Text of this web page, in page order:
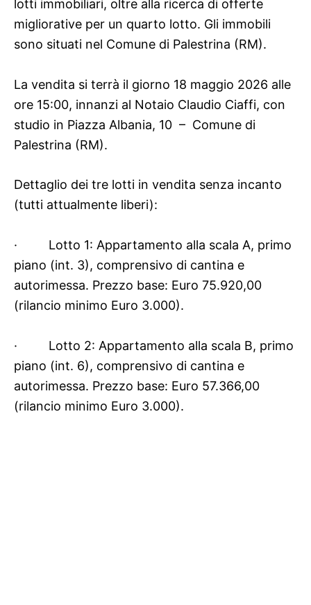
lotti immobiliari, oltre alla ricerca di offerte
migliorative per un quarto lotto. Gli immobili
sono situati nel Comune di Palestrina (RM).
La vendita si terrà il giorno 18 maggio 2026 alle
ore 15:00, innanzi al Notaio Claudio Ciaffi, con
studio in Piazza Albania, 10 – Comune di
Palestrina (RM).
Dettaglio dei tre lotti in vendita senza incanto
(tutti attualmente liberi):
· Lotto 1: Appartamento alla scala A, primo
piano (int. 3), comprensivo di cantina e
autorimessa. Prezzo base: Euro 75.920,00
(rilancio minimo Euro 3.000).
· Lotto 2: Appartamento alla scala B, primo
piano (int. 6), comprensivo di cantina e
autorimessa. Prezzo base: Euro 57.366,00
(rilancio minimo Euro 3.000).